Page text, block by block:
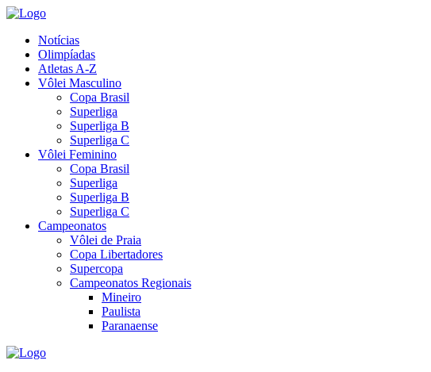
Notícias
Olimpíadas
Atletas A-Z
Vôlei Masculino
Copa Brasil
Superliga
Superliga B
Superliga C
Vôlei Feminino
Copa Brasil
Superliga
Superliga B
Superliga C
Campeonatos
Vôlei de Praia
Copa Libertadores
Supercopa
Campeonatos Regionais
Mineiro
Paulista
Paranaense